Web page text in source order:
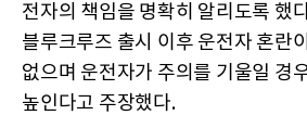
전자의 책임을 명확히 알리도록 했
블루크루즈 출시 이후 운전자 혼란
없으며 운전자가 주의를 기울일 경
높인다고 주장했다.